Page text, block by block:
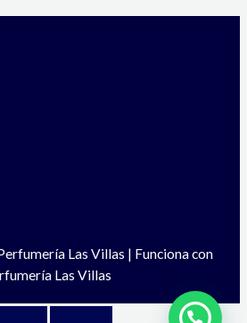
Las Villas | Funciona con
Las Villas